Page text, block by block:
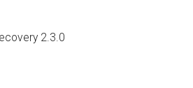
2.3.0